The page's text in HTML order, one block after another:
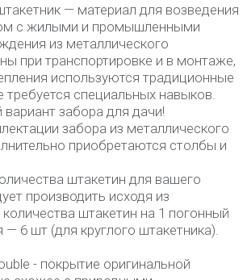
— материал для возведения
с жилыми и промышленными
из металлического
при транспортировке и в монтаже,
используются традиционные
требуется специальных навыков.
забора для дачи!
забора из металлического
приобретаются столбы и
штакетин для вашего
производить исходя из
штакетин на 1 погонный
6 шт (для круглого штакетника).
- покрытие оригинальной